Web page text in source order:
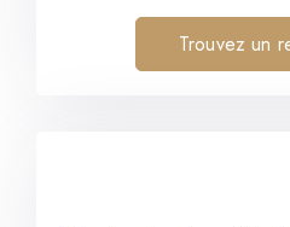
Trouvez un